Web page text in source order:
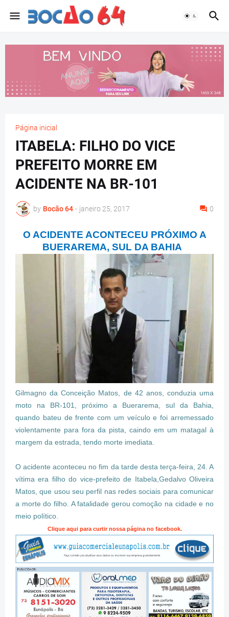
Página inicial
ITABELA: FILHO DO VICE
PREFEITO MORRE EM
ACIDENTE NA BR-101
by Bocão 64 - janeiro 25, 2017 0
O ACIDENTE ACONTECEU PRÓXIMO A
BUERAREMA, SUL DA BAHIA
Gilmagno da Conceição Matos, de 42 anos, conduzia uma
moto na BR-101, próximo a Buerarema, sul da Bahia,
quando bateu de frente com um veículo e foi arremessado
violentamente para fora da pista, caindo em um matagal à
margem da estrada, tendo morte imediata.
O acidente aconteceu no fim da tarde desta terça-feira, 24. A
vítima era filho do vice-prefeito de Itabela,Gedalvo Oliveira
Matos, que usou seu perfil nas redes sociais para comunicar
a morte do filho. A fatalidade gerou comoção na cidade e no
meio político.
Clique aqui para curtir nossa página no facebook.